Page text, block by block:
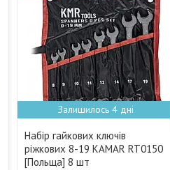
Залишилось 4 дні
Набір гайкових ключів
ріжкових 8-19 KAMAR RT0150
[Польща] 8 шт